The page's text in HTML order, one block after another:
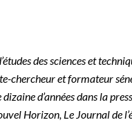
des sciences et
chercheur et formateur
d’années dans la
Horizon, Le Journal de